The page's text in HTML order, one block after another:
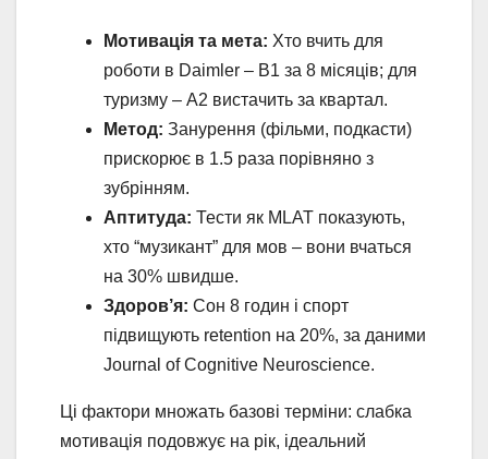
Мотивація та мета: Хто вчить для
роботи в Daimler – B1 за 8 місяців; для
туризму – A2 вистачить за квартал.
Метод: Занурення (фільми, подкасти)
прискорює в 1.5 раза порівняно з
зубрінням.
Аптитуда: Тести як MLAT показують,
хто “музикант” для мов – вони вчаться
на 30% швидше.
Здоров’я: Сон 8 годин і спорт
підвищують retention на 20%, за даними
Journal of Cognitive Neuroscience.
Ці фактори множать базові терміни: слабка
мотивація подовжує на рік, ідеальний